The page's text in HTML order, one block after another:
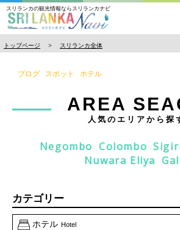
スリランカの観光情報ならスリランカナビ
トップページ > スリランカ全体
ブログ スポット ホテル
AREA
人気のエリアから探
Negombo Colombo
Nuwara Eliya
カテゴリー
ホテル Hotel